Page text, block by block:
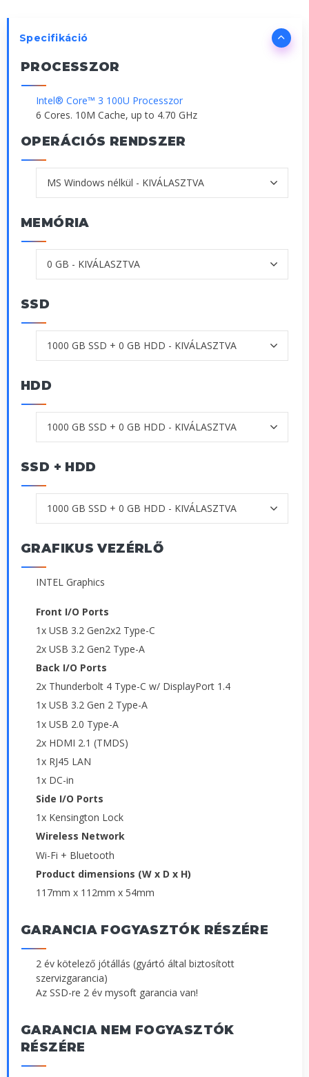
Specifikáció
PROCESSZOR
Intel® Core™ 3 100U Processzor
6 Cores. 10M Cache, up to 4.70 GHz
OPERÁCIÓS RENDSZER
MEMÓRIA
SSD
HDD
SSD + HDD
GRAFIKUS VEZÉRLŐ
INTEL Graphics
Front I/O Ports
1x USB 3.2 Gen2x2 Type-C
2x USB 3.2 Gen2 Type-A
Back I/O Ports
2x Thunderbolt 4 Type-C w/ DisplayPort 1.4
1x USB 3.2 Gen 2 Type-A
1x USB 2.0 Type-A
2x HDMI 2.1 (TMDS)
1x RJ45 LAN
1x DC-in
Side I/O Ports
1x Kensington Lock
Wireless Network
Wi-Fi + Bluetooth
Product dimensions (W x D x H)
117mm x 112mm x 54mm
GARANCIA FOGYASZTÓK RÉSZÉRE
2 év kötelező jótállás (gyártó által biztosított
szervizgarancia)
Az SSD-re 2 év mysoft garancia van!
GARANCIA NEM FOGYASZTÓK
RÉSZÉRE